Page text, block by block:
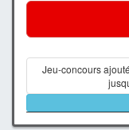
Jeu-concours